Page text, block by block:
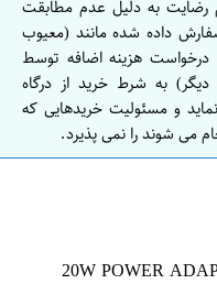
رضایت به دلیل عدم مطابقت
داده شده مانند (معیوب
درخواست هزینه اضافه توسط
به شرط خرید از درگاه
و مسئولیت خریدهایی که
می شوند را نمی پذیرد.